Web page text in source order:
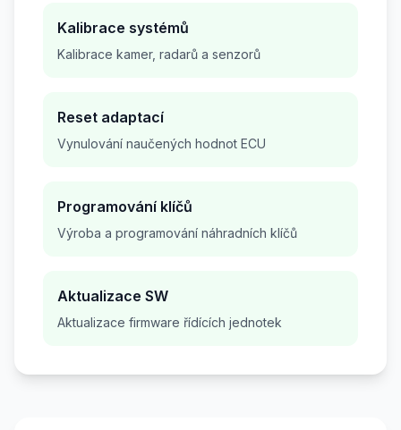
Kalibrace systémů
Kalibrace kamer, radarů a senzorů
Reset adaptací
Vynulování naučených hodnot ECU
Programování klíčů
Výroba a programování náhradních klíčů
Aktualizace SW
Aktualizace firmware řídících jednotek